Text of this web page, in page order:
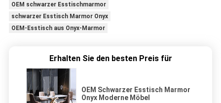
OEM schwarzer Esstischmarmor
schwarzer Esstisch Marmor Onyx
OEM-Esstisch aus Onyx-Marmor
Erhalten Sie den besten Preis für
OEM Schwarzer Esstisch Marmor
Onyx Moderne Möbel